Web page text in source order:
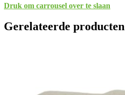
Druk om carrousel over te slaan
Gerelateerde producten